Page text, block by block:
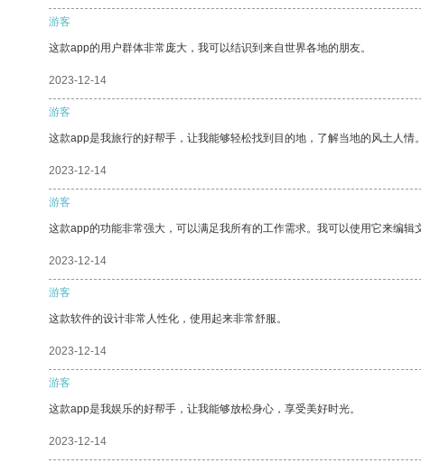
游客
这款app的用户群体非常庞大，我可以结识到来自世界各地的朋友。
2023-12-14
游客
这款app是我旅行的好帮手，让我能够轻松找到目的地，了解当地的风土人情。
2023-12-14
游客
这款app的功能非常强大，可以满足我所有的工作需求。我可以使用它来编辑
2023-12-14
游客
这款软件的设计非常人性化，使用起来非常舒服。
2023-12-14
游客
这款app是我娱乐的好帮手，让我能够放松身心，享受美好时光。
2023-12-14